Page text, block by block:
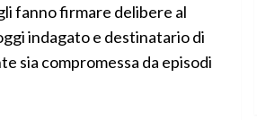
fanno firmare delibere al
indagato e destinatario di
sia compromessa da episodi